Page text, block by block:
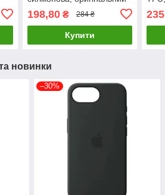
смартфона
198,80₴ 284 ₴
Купити
новинки
–30%